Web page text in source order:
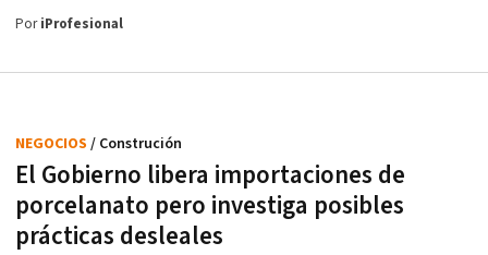
PoriProfesional
El Gobierno libera importaciones de
porcelanato pero investiga posibles
prácticas desleales
NEGOCIOS / Construción